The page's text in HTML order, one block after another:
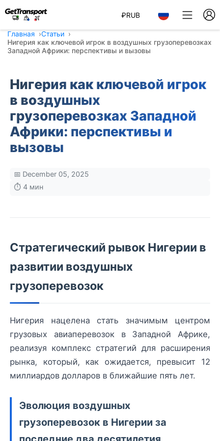
₽RUB
Главная
Статьи
Нигерия как ключевой игрок в воздушных грузоперевозках
Западной Африки: перспективы и вызовы
Нигерия как ключевой игрок
в воздушных
грузоперевозках Западной
Африки: перспективы и
вызовы
📅 December 05, 2025
⏱️ 4 мин
Стратегический рывок Нигерии в
развитии воздушных
грузоперевозок
Нигерия нацелена стать значимым центром
грузовых авиаперевозок в Западной Африке,
реализуя комплекс стратегий для расширения
рынка, который, как ожидается, превысит 12
миллиардов долларов в ближайшие пять лет.
Эволюция воздушных
грузоперевозок в Нигерии за